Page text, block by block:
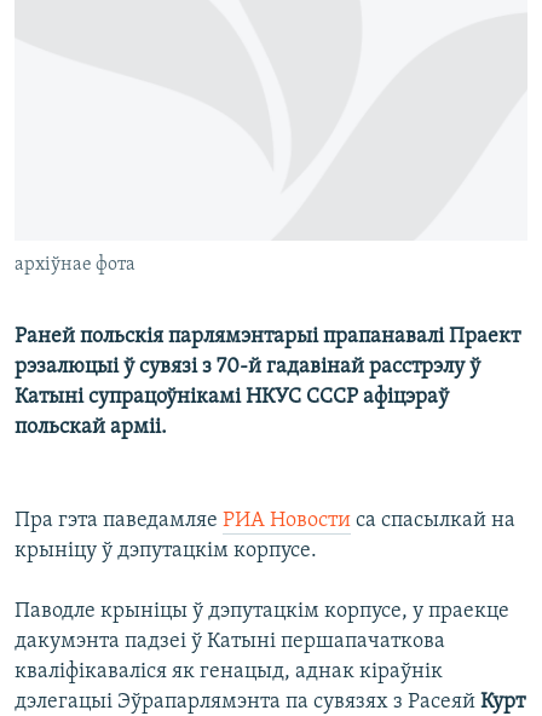
архіўнае фота
Раней польскія парлямэнтарыі прапанавалі Праект
рэзалюцыі ў сувязі з 70-й гадавінай расстрэлу ў
Катыні супрацоўнікамі НКУС СССР афіцэраў
польскай арміі.
Пра гэта паведамляе РИА Новости са спасылкай на
крыніцу ў дэпутацкім корпусе.
Паводле крыніцы ў дэпутацкім корпусе, у праекце
дакумэнта падзеі ў Катыні першапачаткова
кваліфікаваліся як генацыд, аднак кіраўнік
дэлегацыі Эўрапарлямэнта па сувязях з Расеяй Курт